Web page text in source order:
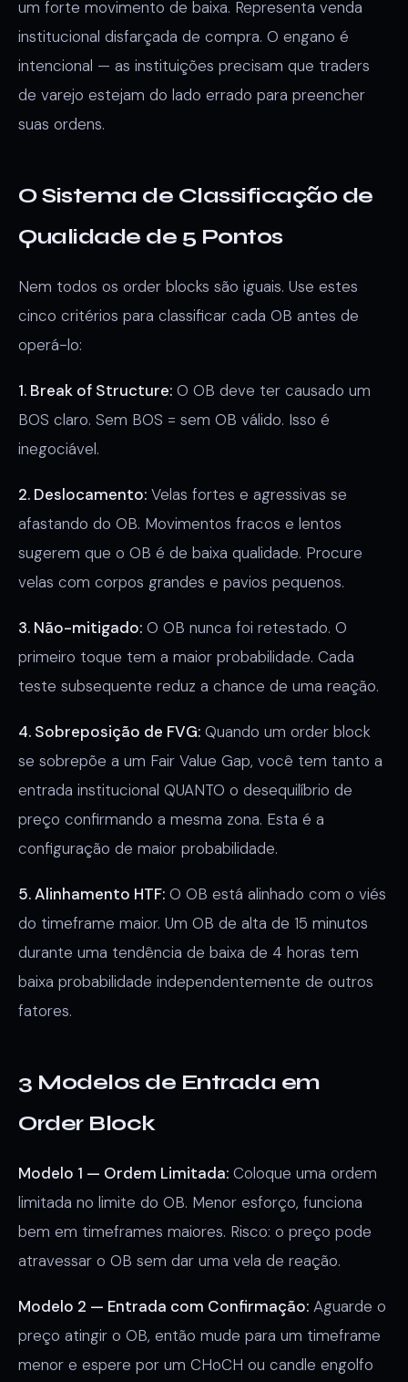
um forte movimento de baixa. Representa venda
institucional disfarçada de compra. O engano é
intencional — as instituições precisam que traders
de varejo estejam do lado errado para preencher
suas ordens.
O Sistema de Classificação de
Qualidade de 5 Pontos
Nem todos os order blocks são iguais. Use estes
cinco critérios para classificar cada OB antes de
operá-lo:
1. Break of Structure: O OB deve ter causado um
BOS claro. Sem BOS = sem OB válido. Isso é
inegociável.
2. Deslocamento: Velas fortes e agressivas se
afastando do OB. Movimentos fracos e lentos
sugerem que o OB é de baixa qualidade. Procure
velas com corpos grandes e pavios pequenos.
3. Não-mitigado: O OB nunca foi retestado. O
primeiro toque tem a maior probabilidade. Cada
teste subsequente reduz a chance de uma reação.
4. Sobreposição de FVG: Quando um order block
se sobrepõe a um Fair Value Gap, você tem tanto a
entrada institucional QUANTO o desequilíbrio de
preço confirmando a mesma zona. Esta é a
configuração de maior probabilidade.
5. Alinhamento HTF: O OB está alinhado com o viés
do timeframe maior. Um OB de alta de 15 minutos
durante uma tendência de baixa de 4 horas tem
baixa probabilidade independentemente de outros
fatores.
3 Modelos de Entrada em
Order Block
Modelo 1 — Ordem Limitada: Coloque uma ordem
limitada no limite do OB. Menor esforço, funciona
bem em timeframes maiores. Risco: o preço pode
atravessar o OB sem dar uma vela de reação.
Modelo 2 — Entrada com Confirmação: Aguarde o
preço atingir o OB, então mude para um timeframe
menor e espere por um CHoCH ou candle engolfo